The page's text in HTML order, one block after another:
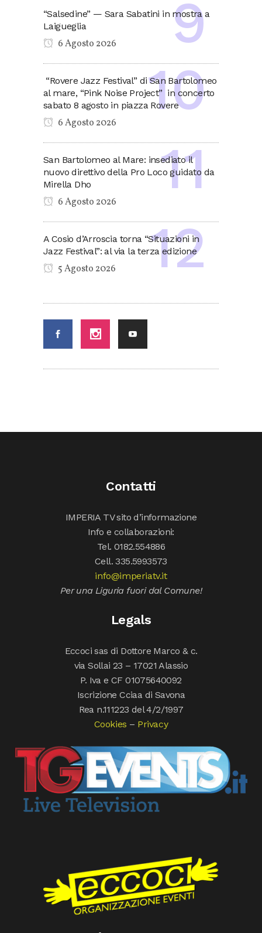
“Salsedine” — Sara Sabatini in mostra a
Laigueglia
6 Agosto 2026
“Rovere Jazz Festival” di San Bartolomeo
al mare, “Pink Noise Project” in concerto
sabato 8 agosto in piazza Rovere
6 Agosto 2026
San Bartolomeo al Mare: insediato il
nuovo direttivo della Pro Loco guidato da
Mirella Dho
6 Agosto 2026
A Cosio d’Arroscia torna “Situazioni in
Jazz Festival”: al via la terza edizione
5 Agosto 2026
Contatti
IMPERIA TV sito d’informazione
Info e collaborazioni:
Tel. 0182.554886
Cell. 335.5993573
info@imperiatv.it
Per una Liguria fuori dal Comune!
Legals
Eccoci sas di Dottore Marco & c.
via Sollai 23 – 17021 Alassio
P. Iva e CF 01075640092
Iscrizione Cciaa di Savona
Rea n.111223 del 4/2/1997
Cookies – Privacy